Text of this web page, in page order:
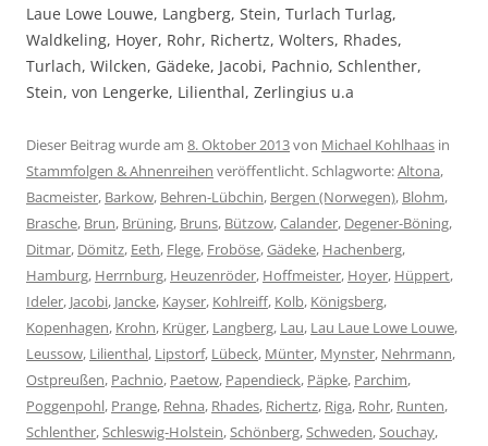
Laue Lowe Louwe, Langberg, Stein, Turlach Turlag,
Waldkeling, Hoyer, Rohr, Richertz, Wolters, Rhades,
Turlach, Wilcken, Gädeke, Jacobi, Pachnio, Schlenther,
Stein, von Lengerke, Lilienthal, Zerlingius u.a
Dieser Beitrag wurde am 8. Oktober 2013von Michael Kohlhaas in
Stammfolgen & Ahnenreihen veröffentlicht. Schlagworte:Altona,
Bacmeister, Barkow, Behren-Lübchin, Bergen (Norwegen), Blohm,
Brasche, Brun, Brüning, Bruns, Bützow,Calander, Degener-Böning,
Ditmar, Dömitz, Eeth, Flege, Froböse,Gädeke, Hachenberg,
Hamburg, Herrnburg, Heuzenröder, Hoffmeister, Hoyer, Hüppert,
Ideler, Jacobi, Jancke, Kayser, Kohlreiff, Kolb, Königsberg,
Kopenhagen, Krohn, Krüger, Langberg, Lau, Lau Laue Lowe Louwe,
Leussow, Lilienthal, Lipstorf, Lübeck, Münter, Mynster, Nehrmann,
Ostpreußen, Pachnio, Paetow, Papendieck, Päpke, Parchim,
Poggenpohl, Prange, Rehna, Rhades, Richertz, Riga, Rohr, Runten,
Schlenther,Schleswig-Holstein,Schönberg,Schweden,Souchay,